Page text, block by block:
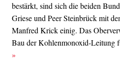
bestärkt, sind sich die beiden
Griese und Peer Steinbrück mit
Manfred Krick einig. Das
Bau der Kohlenmonoxid-Leitung
»